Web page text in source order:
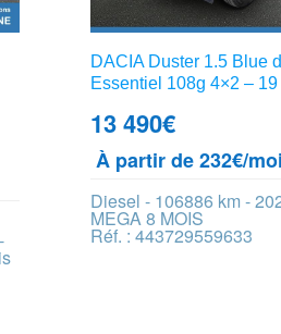
DACIA Duster 1.5 Blue
Essentiel 108g 4×2 – 19
13 490€
À partir de 232€/
Diesel - 106886 km -
MEGA 8 MOIS
Réf. : 443729559633